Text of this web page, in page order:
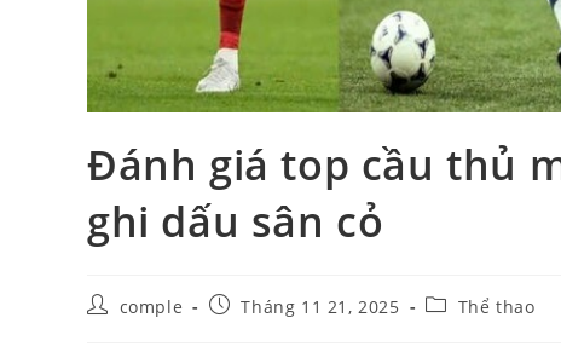
Đánh giá top cầu thủ
ghi dấu sân cỏ
Postcomple
PostTháng 11 21, 2025
PostThể thao